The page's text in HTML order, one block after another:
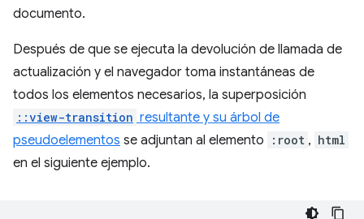
documento.
Después de que se ejecuta la devolución de llamada de
actualización y el navegador toma instantáneas de
todos los elementos necesarios, la superposición
::view-transition resultante y su árbol de
pseudoelementos se adjuntan al elemento :root , html
en el siguiente ejemplo.